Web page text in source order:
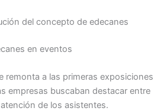
del concepto de edecanes
en eventos
remonta a las primeras exposiciones
empresas buscaban destacar entre
de los asistentes.